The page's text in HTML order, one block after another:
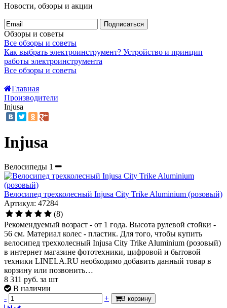
Новости, обзоры и акции
Подписаться
Обзоры и советы
Все обзоры и советы
Как выбрать электроинструмент? Устройство и принцип
работы электроинструмента
Все обзоры и советы
Главная
Производители
Injusa
Injusa
Велосипеды 1
Велосипед трехколесный Injusa City Trike Aluminium (розовый)
Артикул: 47284
(8)
Рекомендуемый возраст - от 1 года. Высота рулевой стойки -
56 см. Материал колес - пластик. Для того, чтобы купить
велосипед трехколесный Injusa City Trike Aluminium (розовый)
в интернет магазине фототехники, цифровой и бытовой
техники LINELA.RU необходимо добавить данный товар в
корзину или позвонить…
8 311 руб. за шт
В наличии
-
+ В корзину